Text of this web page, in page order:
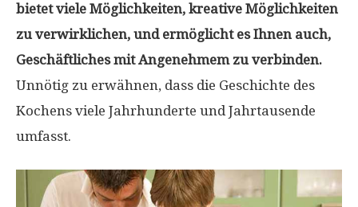
bietet viele Möglichkeiten, kreative Möglichkeiten
zu verwirklichen, und ermöglicht es Ihnen auch,
Geschäftliches mit Angenehmem zu verbinden.
Unnötig zu erwähnen, dass die Geschichte des
Kochens viele Jahrhunderte und Jahrtausende
umfasst.